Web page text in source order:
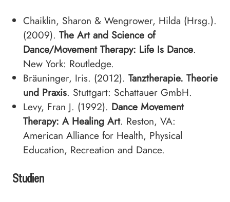
Chaiklin, Sharon & Wengrower, Hilda (Hrsg.).
(2009). The Art and Science of
Dance/Movement Therapy: Life Is Dance.
New York: Routledge.
Bräuninger, Iris. (2012). Tanztherapie. Theorie
und Praxis. Stuttgart: Schattauer GmbH.
Levy, Fran J. (1992). Dance Movement
Therapy: A Healing Art. Reston, VA:
American Alliance for Health, Physical
Education, Recreation and Dance.
Studien